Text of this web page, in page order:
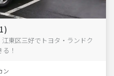
東区三好でトヨタ・ランドク
！
ン